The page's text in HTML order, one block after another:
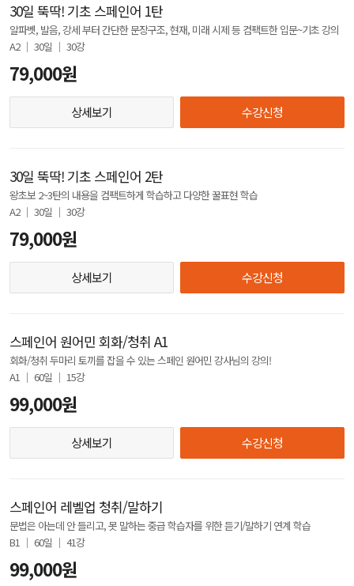
30일 뚝딱! 기초 스페인어 1탄
알파벳, 발음, 강세 부터 간단한 문장구조, 현재, 미래 시제 등 컴팩트한 입문~기초 강의
A2 │ 30일 │ 30강
79,000원
상세보기 수강신청
30일 뚝딱! 기초 스페인어 2탄
왕초보 2~3탄의 내용을 컴팩트하게 학습하고 다양한 꿀표현 학습
A2 │ 30일 │ 30강
79,000원
상세보기 수강신청
스페인어 원어민 회화/청취 A1
회화/청취 두마리 토끼를 잡을 수 있는 스페인 원어민 강사님의 강의!
A1 │ 60일 │ 15강
99,000원
상세보기 수강신청
스페인어 레벨업 청취/말하기
문법은 아는데 안 들리고, 못 말하는 중급 학습자를 위한 듣기/말하기 연계 학습
B1 │ 60일 │ 41강
99,000원